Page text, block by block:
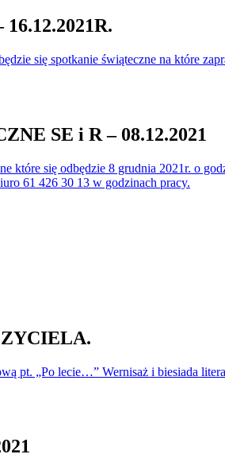
się spotkanie świąteczne na które
SE i R – 08.12.2021
które się odbędzie 8 grudnia 2021r. o
61 426 30 13 w godzinach pracy.
pt. „Po lecie…” Wernisaż i biesiada